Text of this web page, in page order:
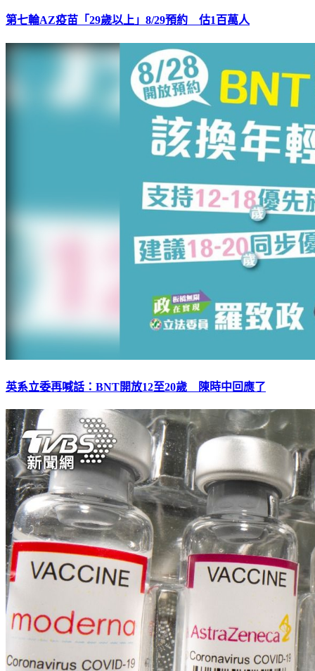
第七輪AZ疫苗「29歲以上」8/29預約 估1百萬人
英系立委再喊話：BNT開放12至20歲 陳時中回應了